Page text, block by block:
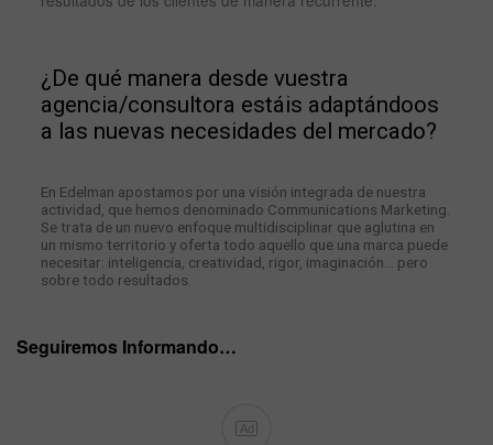
¿De qué manera desde vuestra
agencia/consultora estáis adaptándoos
a las nuevas necesidades del mercado?
En Edelman apostamos por una visión integrada de nuestra
actividad, que hemos denominado Communications Marketing.
Se trata de un nuevo enfoque multidisciplinar que aglutina en
un mismo territorio y oferta todo aquello que una marca puede
necesitar: inteligencia, creatividad, rigor, imaginación… pero
sobre todo resultados.
Seguiremos Informando…
Ad